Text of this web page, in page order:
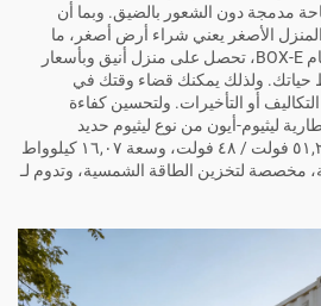
مدمجة دون الشعور بالضيق. وبما أن
الأصغر يعني شراء أرض أصغر، ما
يوفّر مزيدًا من المال. ومع نظام BOX-E، تحصل على منزل أنيق وبأسعار
حياتك. ولذلك يمكنك قضاء وقتك في
أو التأخيرات. ولتحسين كفاءة
ليثيوم-أيون من نوع ليثيوم حديد
فوسفات (LiFePO4) بفولتية ٥١,٢ فولت / ٤٨ فولت، وسعة ١٦,٠٧ كيلوواط
أمبير ساعة، مخصصة لتخزين الطاقة الشمسية، وتدوم لـ